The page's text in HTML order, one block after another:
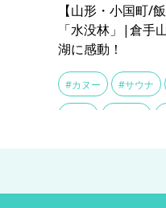
【山形・小国町/
「水没林」|倉手
湖に感動！
#カヌー #サウナ